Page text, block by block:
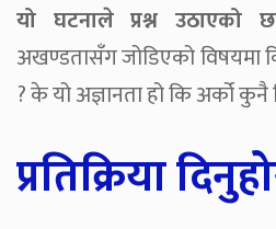
यो घटनाले प्रश्न उठाएको
अखण्डतासँग जोडिएको विषयमा
? के यो अज्ञानता हो कि अर्को
प्रतिक्रिया